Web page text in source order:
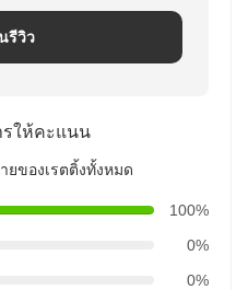
รีวิว
ให้คะแนน
ยของเรตติ้งทั้งหมด
100%
0%
0%